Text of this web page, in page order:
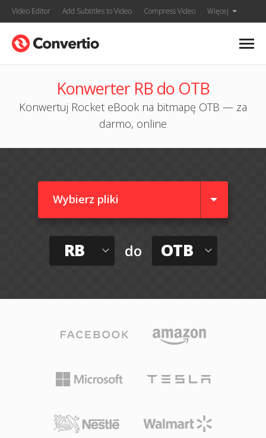
Video Editor Add Subtitles to Video Compress Video Więcej
Konwerter RB do OTB
Konwertuj Rocket eBook na bitmapę OTB — za
darmo, online
Wybierz pliki
RB do OTB